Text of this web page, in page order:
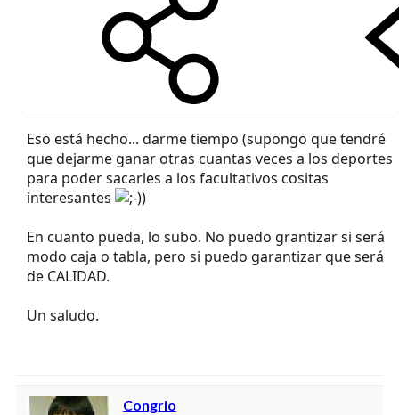
Eso está hecho... darme tiempo (supongo que tendré
que dejarme ganar otras cuantas veces a los deportes
para poder sacarles a los facultativos cositas
interesantes
)
En cuanto pueda, lo subo. No puedo grantizar si será
modo caja o tabla, pero si puedo garantizar que será
de CALIDAD.
Un saludo.
Congrio